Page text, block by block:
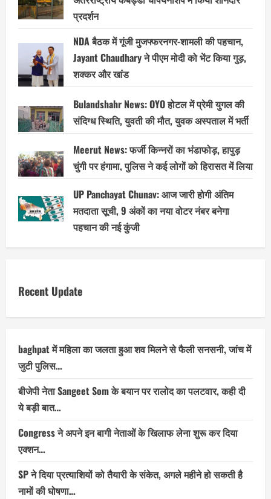
प्रदर्शन
NDA बैठक में गूंजी मुजफ्फरनगर-शामली की पहचान,
Jayant Chaudhary ने पीएम मोदी को भेंट किया गुड़,
शक्कर और खांड
Bulandshahr News: OYO होटल में प्रेमी युगल की
संदिग्ध स्थिति, युवती की मौत, युवक अस्पताल में भर्ती
Meerut News: फर्जी किन्नरों का भंडाफोड़, हापुड़
चुंगी पर हंगामा, पुलिस ने कई लोगों को हिरासत में लिया
UP Panchayat Chunav: आज जारी होगी अंतिम
मतदाता सूची, 9 अंकों का नया वोटर नंबर बनेगा
पहचान की नई कुंजी
Recent Update
baghpat में महिला का जलता हुआ शव मिलने से फैली सनसनी, जांच में
जुटी पुलिस…
बीजेपी नेता Sangeet Som के बयान पर रालोद का पलटवार, कही दी
ये बड़ी बात…
Congress ने अपने इन बागी नेताओं के खिलाफ लेना शुरू कर दिया
एक्शन…
SP ने दिया प्रत्याशियों को तैयारी के संकेत, अगले महीने हो सकती है
नामों की घोषणा…